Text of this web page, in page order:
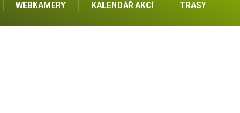
WEBKAMERY KALENDÁŘ AKCÍ TRASY